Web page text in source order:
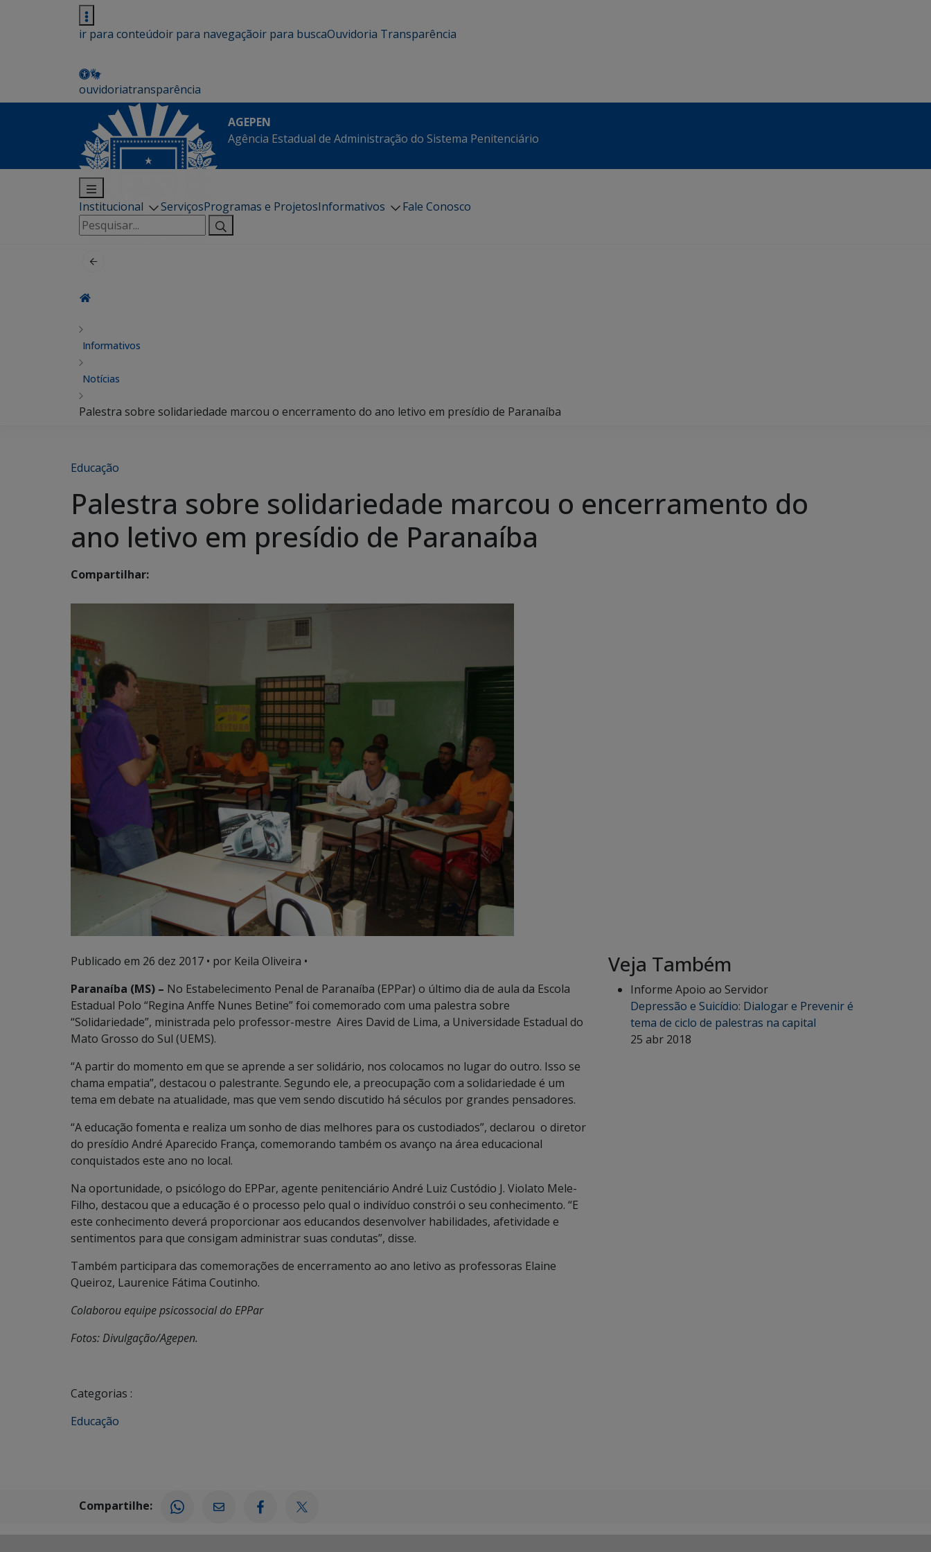
ir para conteúdoir para navegaçãoir para buscaOuvidoria Transparência
ouvidoriatransparência
AGEPEN
Agência Estadual de Administração do Sistema Penitenciário
Institucional ServiçosProgramas e ProjetosInformativos
Fale Conosco
Pesquisar
por:
Informativos
Notícias
Palestra sobre solidariedade marcou o encerramento do ano letivo em presídio de Paranaíba
Educação
Palestra sobre solidariedade marcou o encerramento do
ano letivo em presídio de Paranaíba
Compartilhar:
Publicado em 26 dez 2017 • por Keila Oliveira •
Paranaíba (MS) – No Estabelecimento Penal de Paranaíba (EPPar) o último dia de aula da Escola
Estadual Polo “Regina Anffe Nunes Betine” foi comemorado com uma palestra sobre
“Solidariedade”, ministrada pelo professor-mestre Aires David de Lima, a Universidade Estadual do
Mato Grosso do Sul (UEMS).
“A partir do momento em que se aprende a ser solidário, nos colocamos no lugar do outro. Isso se
chama empatia”, destacou o palestrante. Segundo ele, a preocupação com a solidariedade é um
tema em debate na atualidade, mas que vem sendo discutido há séculos por grandes pensadores.
“A educação fomenta e realiza um sonho de dias melhores para os custodiados”, declarou o diretor
do presídio André Aparecido França, comemorando também os avanço na área educacional
conquistados este ano no local.
Na oportunidade, o psicólogo do EPPar, agente penitenciário André Luiz Custódio J. Violato Mele-
Filho, destacou que a educação é o processo pelo qual o indivíduo constrói o seu conhecimento. “E
este conhecimento deverá proporcionar aos educandos desenvolver habilidades, afetividade e
sentimentos para que consigam administrar suas condutas”, disse.
Também participara das comemorações de encerramento ao ano letivo as professoras Elaine
Queiroz, Laurenice Fátima Coutinho.
Colaborou equipe psicossocial do EPPar
Fotos: Divulgação/Agepen.
Categorias :
Educação
Veja Também
Informe Apoio ao Servidor
Depressão e Suicídio: Dialogar e Prevenir é
tema de ciclo de palestras na capital
25 abr 2018
Compartilhe: